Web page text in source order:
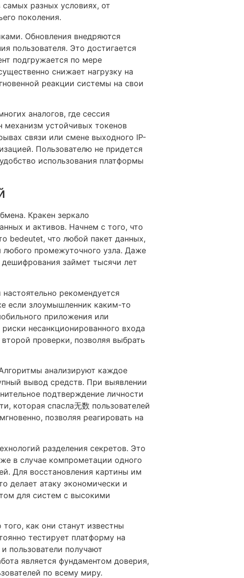
разных условиях, от
поколения.
Обновления внедряются
пользователя. Это достигается
подгружается по мере
снижает нагрузку на
реакции системы на свои
аналогов, где сессия
механизм устойчивых токенов
связи или смене выходного IP-
Пользователю не придется
использования платформы
Кракен зеркало
и активов. Начнем с того, что
bedeutet, что любой пакет данных,
промежуточного узла. Даже
займет тысячи лет
рекомендуется
если злоумышленник каким-то
приложения или
несанкционированного входа
проверки, позволяя выбрать
анализируют каждое
вывод средств. При выявлении
подтверждение личности
которая спасла无数 пользователей
позволяя реагировать на
разделения секретов. Это
в случае компрометации одного
Для восстановления картины им
делает атаку экономически и
для систем с высокими
как они станут известны
тестирует платформу на
пользователи получают
является фундаментом доверия,
по всему миру.